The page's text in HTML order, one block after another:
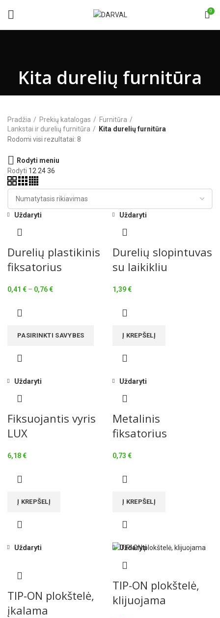
0
Kita durelių furnitūra
Pradžia Prekių katalogas
Furnitūra
Lankstai ir durelių furnitūra
Kita durelių furnitūra
Rodomi visi rezultatai: 8
Rodyti meniu
Rodyti 12 2436
Uždaryti
Durelių plastikinis
fiksatorius
0,41 € – 0,76€Price
0,76 €
PASIRINKTI SAVYBES
Uždaryti
Durelių slopintuvas
su laikikliu
1,39€
Į KREPŠELĮ
Uždaryti
Fiksuojantis vyris
LUX
6,18€
Į KREPŠELĮ
Uždaryti
Metalinis
fiksatorius
0,73 €
Į KREPŠELĮ
Uždaryti
TIP-ON plokštelė,
įkalama
Uždaryti
TIP-ON plokštelė,
klijuojama